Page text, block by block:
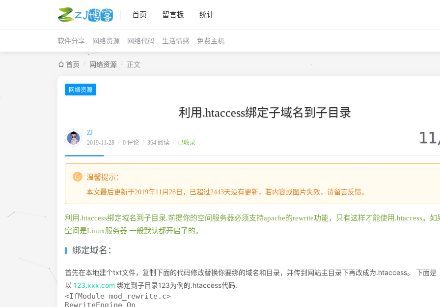
首页 留言板 统计
软件分享 网络资源 网络代码 生活情感 免费主机
首页 / 网络资源 / 正文
网络资源
利用.htaccess绑定子域名到子目录
ZJ
2019-11-28 / 0 评论 / 364 阅读 / 已收录
温馨提示：
本文最后更新于2019年11月28日，已超过2443天没有更新，若内容或图片失效，请留言反馈。
利用.htaccess绑定域名到子目录,前提你的空间服务器必须支持apache的rewrite功能，只有这样才能使用.htaccess。如
空间是Linux服务器 一般默认都开启了的。
绑定域名：
首先在本地建个txt文件，复制下面的代码修改替换你要绑的域名和目录，并传到网站主目录下再改成为.htaccess。 下面是
以 123.xxx.com 绑定到子目录123为例的.htaccess代码.
<IfModule mod_rewrite.c>
RewriteEngine On